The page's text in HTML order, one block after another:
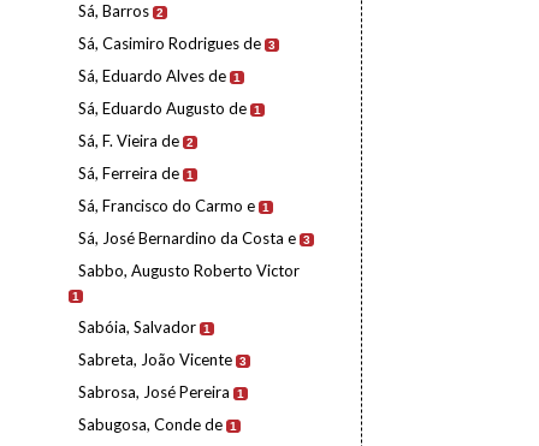
Sá, Barros 2
Sá, Casimiro Rodrigues de 3
Sá, Eduardo Alves de 1
Sá, Eduardo Augusto de 1
Sá, F. Vieira de 2
Sá, Ferreira de 1
Sá, Francisco do Carmo e 1
Sá, José Bernardino da Costa e 3
Sabbo, Augusto Roberto Victor
1
Sabóia, Salvador 1
Sabreta, João Vicente 3
Sabrosa, José Pereira 1
Sabugosa, Conde de 1